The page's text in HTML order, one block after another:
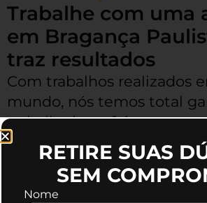
Trabalhe com uma
em Bragança
traz resultados
Com trabalhos realizados
mundo, nós temos total
trabalho bem feito, as
trabalham conosco podem
resultados.
RETIRE SUAS
SEM
Nome